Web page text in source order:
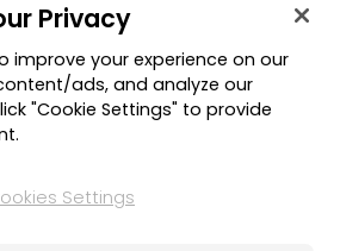
Changer de région
Privacy
improve your experience on our
ads, and analyze our
"Cookie Settings" to provide
Settings